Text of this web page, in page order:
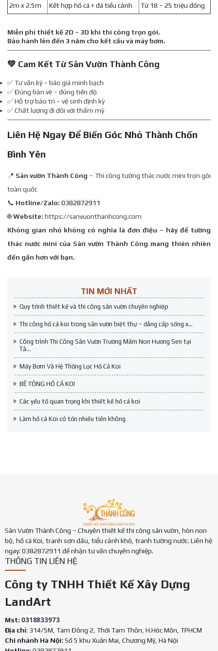
TIN MỚI NHẤT
Quy trình thiết kế và thi công sân vườn chuyên nghiệp
Thi công hồ cá koi trong sân vườn biệt thự – đẳng cấp sống x...
Công trình Thi Công Sân Vườn Trường Mầm Non Hương Sen tại
Tâ...
Máy Bơm Và Hệ Thống Lọc Hồ Cá Koi
BÊ TÔNG HỒ CÁ KOI
Các yếu tố quan trọng khi thiết kế hồ cá koi
Làm hồ cá Koi có tốn nhiều tiền không
2m x 2.5m Kết hợp hồ cá + đá tiểu cảnh Từ 18 – 25 triệu đồng
Miễn phí thiết kế 2D – 3D khi thi công trọn gói.
Bảo hành lên đến 3 năm cho kết cấu và máy bơm.
💚 Cam Kết Từ Sân Vườn Thành Công
✅ Tư vấn kỹ – báo giá minh bạch
✅ Đúng bản vẽ – đúng tiến độ
✅ Hỗ trợ bảo trì – vệ sinh định kỳ
✅ Chất lượng đi đôi với thẩm mỹ
Liên Hệ Ngay Để Biến Góc Nhỏ Thành Chốn
Bình Yên
📍 Sân vườn Thành Công – Thi công tường thác nước mini trọn gói
toàn quốc
📞 Hotline/Zalo: 0382872911
🌐Website: https://sanvuonthanhcong.com
Không gian nhỏ không có nghĩa là đơn điệu – hãy để tường
thác nước mini của Sân vườn Thành Công mang thiên nhiên
đến gần hơn với bạn.
Sân Vườn Thành Công – Chuyên thiết kế thi công sân vườn, hòn non
bộ, hồ cá Koi, tranh sơn dầu, tiểu cảnh khô, tranh tường nước. Liên hệ
ngay: 0382872911 để nhận tư vấn chuyên nghiệp.
THÔNG TIN LIÊN HỆ
Công ty TNHH Thiết Kế Xây Dựng
LandArt
Mst: 0318833973
Địa chỉ: 314/5M, Tam Đông 2, Thới Tam Thôn, H.Hóc Môn, TPHCM
Chi nhánh Hà Nội: Số 5 khu Xuân Mai, Chương Mỹ, Hà Nội